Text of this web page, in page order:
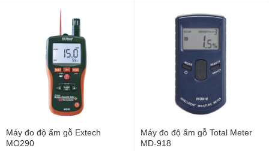
Máy đo độ ẩm gỗ Extech
MO290
Máy đo độ ẩm gỗ Total Meter
MD-918